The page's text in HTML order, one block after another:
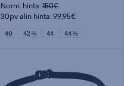
Norm. hinta:150€
30pv alin hinta: 99,95€
40 42 ⅔ 44 44 ⅔